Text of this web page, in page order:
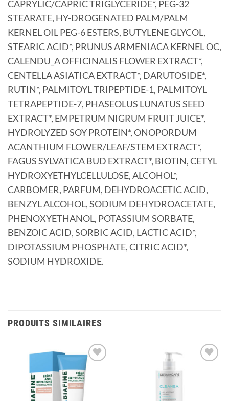
CAPRYLIC/CAPRIC TRIGLYCERIDE*, PEG-32
STEARATE, HY-DROGENATED PALM/PALM
KERNEL OIL PEG-6 ESTERS, BUTYLENE GLYCOL,
STEARIC ACID*, PRUNUS ARMENIACA KERNEL OC,
CALENDU_A OFFICINALIS FLOWER EXTRACT*,
CENTELLA ASIATICA EXTRACT*, DARUTOSIDE*,
RUTIN*, PALMITOYL TRIPEPTIDE-1, PALMITOYL
TETRAPEPTIDE-7, PHASEOLUS LUNATUS SEED
EXTRACT*, EMPETRUM NIGRUM FRUIT JUICE*,
HYDROLYZED SOY PROTEIN*, ONOPORDUM
ACANTHIUM FLOWER/LEAF/STEM EXTRACT*,
FAGUS SYLVATICA BUD EXTRACT*, BIOTIN, CETYL
HYDROXYETHYLCELLULOSE, ALCOHOL*,
CARBOMER, PARFUM, DEHYDROACETIC ACID,
BENZYL ALCOHOL, SODIUM DEHYDROACETATE,
PHENOXYETHANOL, POTASSIUM SORBATE,
BENZOIC ACID, SORBIC ACID, LACTIC ACID*,
DIPOTASSIUM PHOSPHATE, CITRIC ACID*,
SODIUM HYDROXIDE.
PRODUITS SIMILAIRES
Ajouter